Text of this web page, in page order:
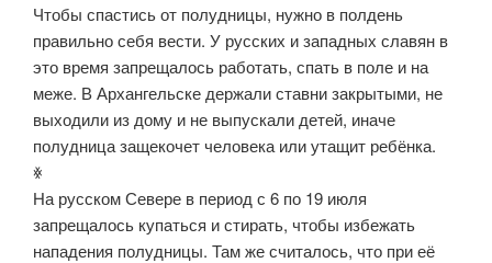
Чтобы спастись от полудницы, нужно в полдень
правильно себя вести. У русских и западных славян в
это время запрещалось работать, спать в поле и на
меже. В Архангельске держали ставни закрытыми, не
выходили из дому и не выпускали детей, иначе
полудница защекочет человека или утащит ребёнка.
ꏍ
На русском Севере в период с 6 по 19 июля
запрещалось купаться и стирать, чтобы избежать
нападения полудницы. Там же считалось, что при её